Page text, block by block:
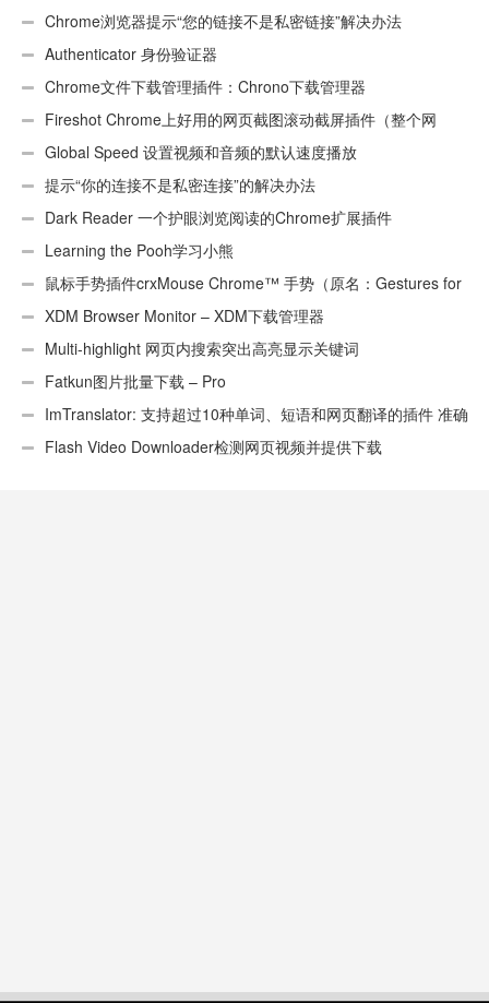
ts文件Chrome浏览器提示“您的链接不是私密链接”解决办法
Authenticator 身份验证器
Chrome文件下载管理插件：Chrono下载管理器
Fireshot Chrome上好用的网页截图滚动截屏插件（整个网
页）Global Speed 设置视频和音频的默认速度播放
提示“你的连接不是私密连接”的解决办法
Dark Reader 一个护眼浏览阅读的Chrome扩展插件
Learning the Pooh学习小熊
鼠标手势插件crxMouse Chrome™ 手势（原名：Gestures for
Chrome(TM)汉化版）
XDM Browser Monitor – XDM下载管理器
Multi-highlight 网页内搜索突出高亮显示关键词
Fatkun图片批量下载 – Pro
ImTranslator: 支持超过10种单词、短语和网页翻译的插件 准确
性不错Flash Video Downloader检测网页视频并提供下载